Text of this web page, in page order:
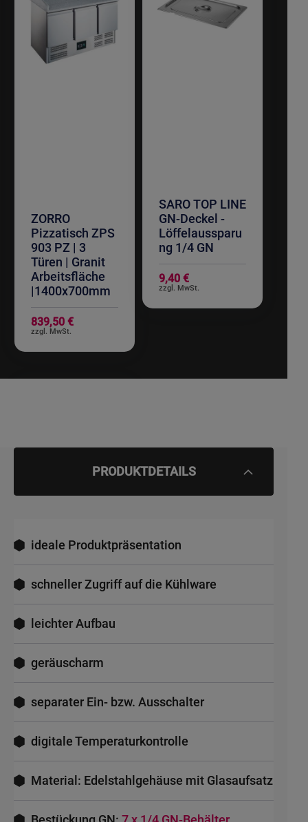
ZORRO
Pizzatisch ZPS
903 PZ | 3
Türen | Granit
Arbeitsfläche
|1400x700mm
839,50 €
SARO TOP LINE
GN-Deckel -
Löffelaussparu
ng 1/4 GN
9,40 €
PRODUKTDETAILS
ideale Produktpräsentation
schneller Zugriff auf die Kühlware
leichter Aufbau
geräuscharm
separater Ein- bzw. Ausschalter
digitale Temperaturkontrolle
Material: Edelstahlgehäuse mit Glasaufsatz